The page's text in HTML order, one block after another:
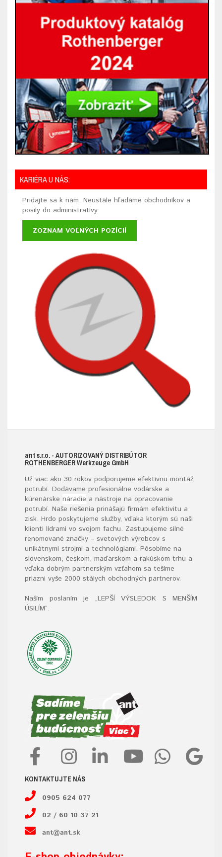
KARIÉRA U NÁS:
Pridajte sa k nám. Neustále hľadáme obchodníkov a
posily do administratívy
ZOZNAM VOĽNÝCH POZÍCIÍ
ant s.r.o. - AUTORIZOVANÝ DISTRIBÚTOR
ROTHENBERGER Werkzeuge GmbH
Už viac ako 30 rokov podporujeme efektívnu montáž
potrubí. Dodávame profesionálne vodárske a
kúrenárske náradie a nástroje na opracovanie
potrubí. Naše riešenia prinášajú firmám efektivitu a
zisk. Hrdo poskytujeme služby, vďaka ktorým sú naši
klienti lídrami vo svojom fachu. Zastupujeme silné
renomované značky – svetových výrobcov s
unikátnymi strojmi a technológiami. Pôsobíme na
slovenskom, českom, maďarskom a rakúskom trhu a
vďaka dobrým partnerským vzťahom sa tešíme
priazni vyše 2000 stálych obchodných partnerov.
Naším poslaním je „LEPŠÍ VÝSLEDOK S MENŠÍM
ÚSILÍM“.
KONTAKTUJTE NÁS
0905 624 077
02 / 60 10 37 21
ant@ant.sk